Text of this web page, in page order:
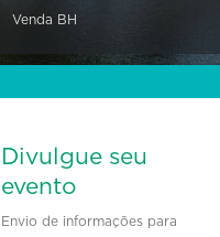
Venda BH
Divulgue seu
evento
Envio de informações para